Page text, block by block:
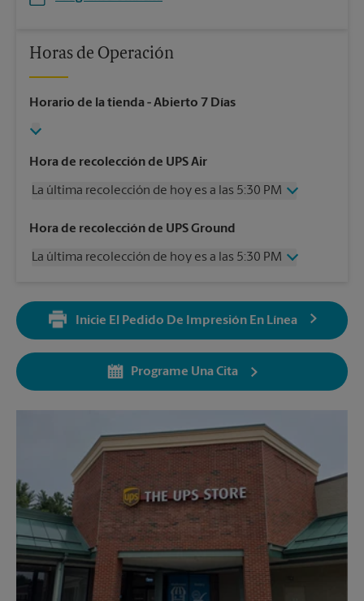
Horas de Operación
Horario de la tienda- Abierto 7 Días
Hora de recolección de UPS Air
La última recolección de hoy es a las 5:30 PM
Miércoles
5:30 PM
Viernes
5:30 PM
Lunes
5:30 PM
Martes
Hora de recolección de UPS Ground
La última recolección de hoy es a las 5:30 PM
Jueves
Viernes
5:30 PM
Sin Recolección
5:30 PM
Inicie El Pedido De Impresión En Línea
Programe Una Cita